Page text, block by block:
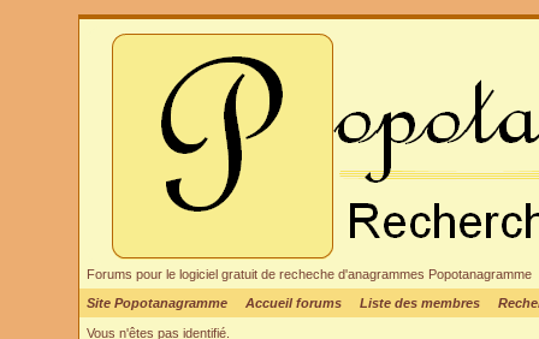
Forums pour le logiciel gratuit de recheche d'anagrammes Popotanagramme
Site Popotanagramme
Accueil forums Liste des membres
Vous n'êtes pas identifié.